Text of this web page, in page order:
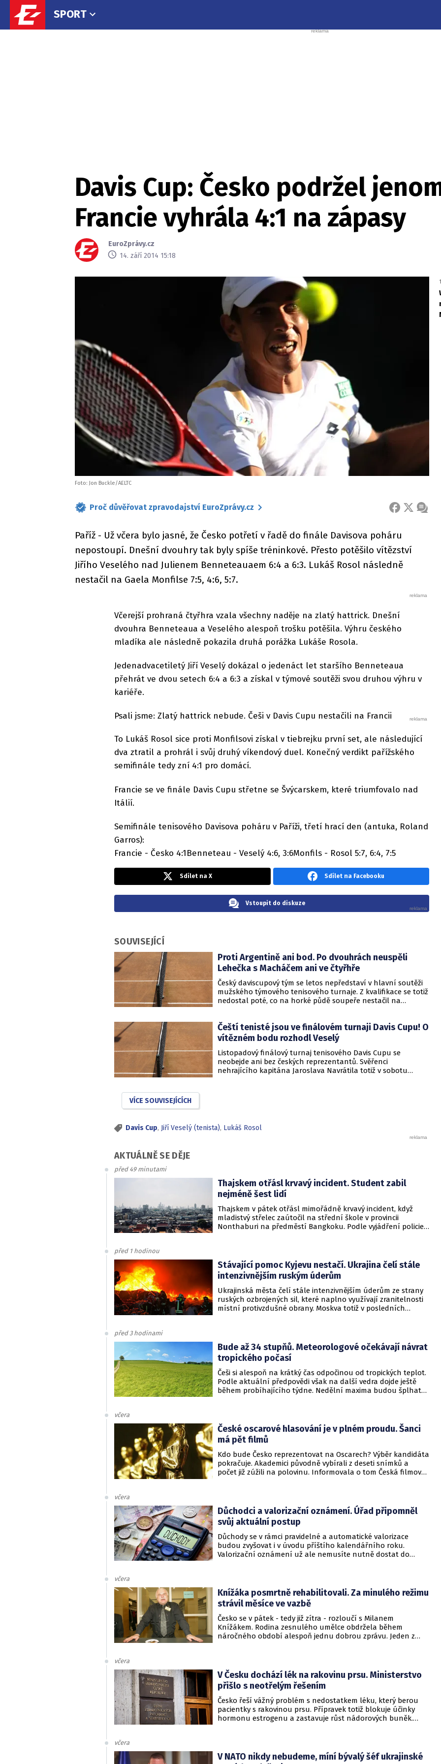
SPORT
Davis Cup: Česko podržel
Francie vyhrála 4:1 na zápasy
EuroZprávy.cz
14. září 2014 15:18
Foto: Jon Buckle/AELTC
Proč důvěřovat zpravodajství EuroZprávy.cz FACEBOOK
X
Paříž - Už včera bylo jasné, že Česko potřetí v řadě do finále Davisova poháru
nepostoupí. Dnešní dvouhry tak byly spíše tréninkové. Přesto potěšilo vítězství
Jiřího Veselého nad Julienem Benneteauaem 6:4 a 6:3. Lukáš Rosol následně
nestačil na Gaela Monfilse 7:5, 4:6, 5:7.
Včerejší prohraná čtyřhra vzala všechny naděje na zlatý hattrick. Dnešní
dvouhra Benneteaua a Veselého alespoň trošku potěšila. Výhru českého
mladíka ale následně pokazila druhá porážka Lukáše Rosola.
Jedenadvacetiletý Jiří Veselý dokázal o jedenáct let staršího Benneteaua
přehrát ve dvou setech 6:4 a 6:3 a získal v týmové soutěži svou druhou výhru v
kariéře.
Psali jsme: Zlatý hattrick nebude. Češi v Davis Cupu nestačili na Francii
To Lukáš Rosol sice proti Monfilsovi získal v tiebrejku první set, ale následující
dva ztratil a prohrál i svůj druhý víkendový duel. Konečný verdikt pařížského
semifinále tedy zní 4:1 pro domácí.
Francie se ve finále Davis Cupu střetne se Švýcarskem, které triumfovalo nad
Itálií.
Semifinále tenisového Davisova poháru v Paříži, třetí hrací den (antuka, Roland
Garros):
Francie - Česko 4:1Benneteau - Veselý 4:6, 3:6Monfils - Rosol 5:7, 6:4, 7:5
Sdílet na X Sdílet na Facebooku
Vstoupit do diskuze
SOUVISEJÍCÍ
Proti Argentině ani bod. Po dvouhrách neuspěli
Lehečka s Macháčem ani ve čtyřhře
Český daviscupový tým se letos nepředstaví v hlavní soutěži
mužského týmového tenisového turnaje. Z kvalifikace se totiž
nedostal poté, co na horké půdě soupeře nestačil na
čtyřhře, ovšem ani ta se Jiřímu Lehečkovi a Tomáši Macháčovi
nepovedla, s argentinským duem Maximo González/Horacio
Zeballos prohráli 4:6 a 4:6. Proto se tak pro letošek s Davis
Cupem Češi loučí.
Čeští tenisté jsou ve finálovém turnaji Davis Cupu! O
vítězném bodu rozhodl Veselý
Listopadový finálový turnaj tenisového Davis Cupu se
neobejde ani bez českých reprezentantů. Svěřenci
nehrajícího kapitána Jaroslava Navrátila totiž v sobotu
kterým pro hrál dvakrát 4:6. Mužský český tenis ale díky již
zmíněnému Jiřímu Veselému tak po delší době zažívá radost
VÍCE SOUVISEJÍCÍCH
Davis Cup, Jiří Veselý (tenista), Lukáš Rosol
AKTUÁLNĚ SE DĚJE
před 49 minutami
Thajskem otřásl krvavý incident. Student zabil
nejméně šest lidí
Thajskem v pátek otřásl mimořádně krvavý incident, když
mladistvý střelec zaútočil na střední škole v provincii
Nonthaburi na předměstí Bangkoku. Podle vyjádření policie
před 1 hodinou
Stávající pomoc Kyjevu nestačí. Ukrajina čelí stále
intenzivnějším ruským úderům
Ukrajinská města čelí stále intenzivnějším úderům ze strany
ruských ozbrojených sil, které naplno využívají zranitelnosti
místní protivzdušné obrany. Moskva totiž v posledních
obyvatelstvu dává jen pramalou šanci se včas ukrýt.
před 3 hodinami
Bude až 34 stupňů. Meteorologové očekávají návrat
tropického počasí
Češi si alespoň na krátký čas odpočinou od tropických teplot.
Podle aktuální předpovědi však na další vedra dojde ještě
během probíhajícího týdne. Nedělní maxima budou šplhat
včera
České oscarové hlasování je v plném proudu. Šanci
má pět filmů
Kdo bude Česko reprezentovat na Oscarech? Výběr kandidáta
pokračuje. Akademici původně vybírali z deseti snímků a
počet již zúžili na polovinu. Informovala o tom Česká filmová
včera
Důchodci a valorizační oznámení. Úřad připomněl
svůj aktuální postup
Důchody se v rámci pravidelné a automatické valorizace
budou zvyšovat i v úvodu příštího kalendářního roku.
Valorizační oznámení už ale nemusíte nutně dostat do
včera
Knížáka posmrtně rehabilitovali. Za minulého režimu
strávil měsíce ve vazbě
Česko se v pátek - tedy již zítra - rozloučí s Milanem
Knížákem. Rodina zesnulého umělce obdržela během
náročného období alespoň jednu dobrou zprávu. Jeden z
včera
V Česku dochází lék na rakovinu prsu. Ministerstvo
přišlo s neotřelým řešením
Česko řeší vážný problém s nedostatkem léku, který berou
pacientky s rakovinou prsu. Přípravek totiž blokuje účinky
hormonu estrogenu a zastavuje růst nádorových buněk.
včera
V NATO nikdy nebudeme, míní bývalý šéf ukrajinské